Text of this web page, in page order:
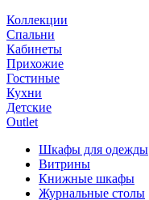
Коллекции
Спальни
Кабинеты
Прихожие
Гостиные
Кухни
Детские
Outlet
Шкафы для одежды
Витрины
Книжные шкафы
Журнальные столы